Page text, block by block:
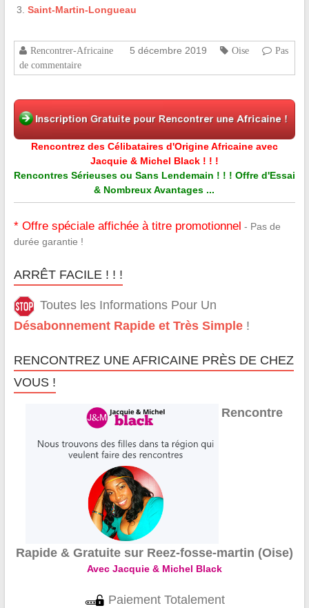
Saint-Martin-Longueau
Rencontrer-Africaine 5 décembre 2019 Oise
Pas
de commentaire
Rencontrez des Célibataires d'Origine Africaine avec
Jacquie & Michel Black ! ! !
Rencontres Sérieuses ou Sans Lendemain ! ! ! Offre d'Essai
& Nombreux Avantages ...
* Offre spéciale affichée à titre promotionnel - Pas de
durée garantie !
ARRÊT FACILE ! ! !
Toutes les Informations Pour Un
Désabonnement Rapide et Très Simple!
RENCONTREZ UNE AFRICAINE PRÈS DE CHEZ
VOUS !
Rencontre
Rapide & Gratuite sur Reez-fosse-martin (Oise)
Avec Jacquie & Michel Black
Paiement Totalement